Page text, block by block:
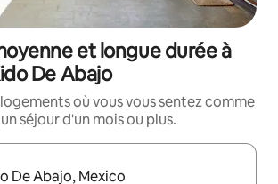
et longue durée à
De Abajo
où vous vous sentez comme
séjour d'un mois ou plus.
s'affichent, utilisez les flèches vers le